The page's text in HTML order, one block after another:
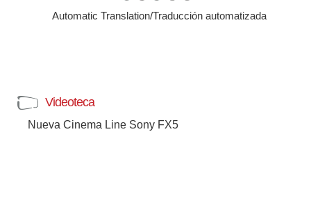
Automatic Translation/Traducción automatizada
Videoteca
Nueva Cinema Line Sony FX5